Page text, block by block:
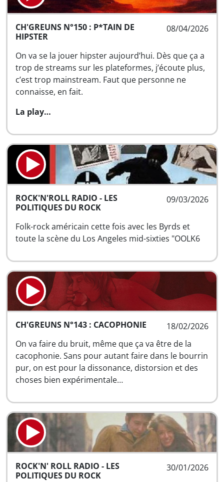
08/04/2026
CH'GREUNS N°150 : P*TAIN DE
HIPSTER
On va se la jouer hipster aujourd’hui. Dès que ça a
trop de streams sur les plateformes, j’écoute plus,
c’est trop mainstream. Faut que personne ne
connaisse, en fait.
La play…
09/03/2026
ROCK'N'ROLL RADIO - LES
POLITIQUES DU ROCK
Folk-rock américain cette fois avec les Byrds et
toute la scène du Los Angeles mid-sixties "OOLK6
18/02/2026
CH'GREUNS N°143 : CACOPHONIE
On va faire du bruit, même que ça va être de la
cacophonie. Sans pour autant faire dans le bourrin
pur, on est pour la dissonance, distorsion et des
choses bien expérimentale…
30/01/2026
ROCK'N' ROLL RADIO - LES
POLITIQUES DU ROCK